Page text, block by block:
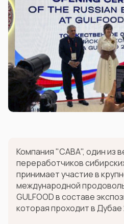
Компания "САВА", один из
переработчиков
принимает участие в
международной
GULFOOD в составе
которая проходит в